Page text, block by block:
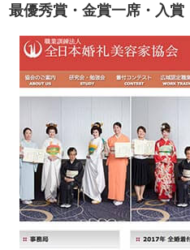
最優秀賞・金賞一席・入賞